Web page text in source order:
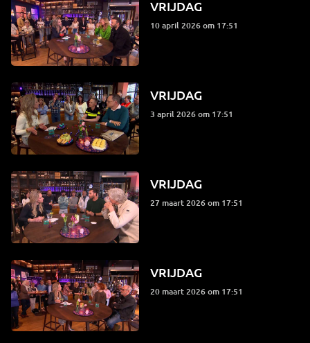
VRIJDAG
10 april 2026 om 17:51
VRIJDAG
3 april 2026 om 17:51
VRIJDAG
27 maart 2026 om 17:51
VRIJDAG
20 maart 2026 om 17:51